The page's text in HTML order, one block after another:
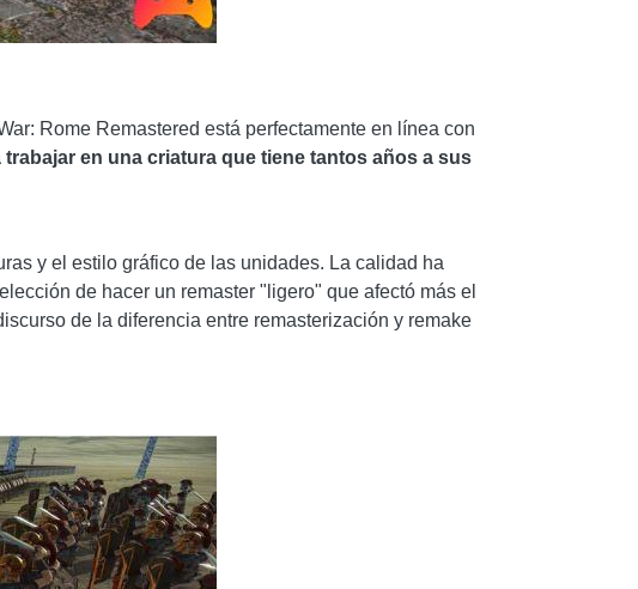
Rome Remastered está perfectamente en línea con
en una criatura que tiene tantos años a sus
y el estilo gráfico de las unidades. La calidad ha
de hacer un remaster "ligero" que afectó más el
de la diferencia entre remasterización y remake